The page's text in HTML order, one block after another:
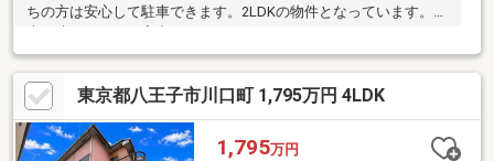
ちの方は安心して駐車できます。2LDKの物件となっています。中
ーを使用したキッチンです。庭付なので広々としておりオススメ
できる物件です。駐輪場があるので、バイクも自転車も置いてお
くことができます。
東京都八王子市川口町 1,795万円 4LDK
1,795万円